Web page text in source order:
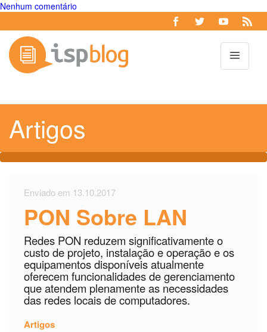
Nenhum comentário
Artigos
Enviado em 13.10.2017
PON Sobre LAN
Redes PON reduzem significativamente o
custo de projeto, instalação e operação e os
equipamentos disponíveis atualmente
oferecem funcionalidades de gerenciamento
que atendem plenamente as necessidades
das redes locais de computadores.
Artigos